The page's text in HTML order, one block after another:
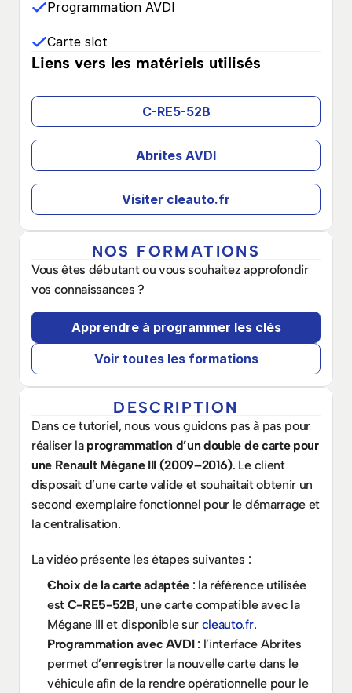
Programmation AVDI
Carte slot
Liens vers les matériels utilisés
C-RE5-52B
Abrites AVDI
Visiter cleauto.fr
NOS FORMATIONS
Vous êtes débutant ou vous souhaitez approfondir
vos connaissances ?
Apprendre à programmer les clés
Voir toutes les formations
DESCRIPTION
Dans ce tutoriel, nous vous guidons pas à pas pour
réaliser la programmation d’un double de carte pour
une Renault Mégane III (2009–2016). Le client
disposait d’une carte valide et souhaitait obtenir un
second exemplaire fonctionnel pour le démarrage et
la centralisation.
La vidéo présente les étapes suivantes :
Choix de la carte adaptée : la référence utilisée
est C-RE5-52B, une carte compatible avec la
Mégane III et disponible sur cleauto.fr.
Programmation avec AVDI : l’interface Abrites
permet d’enregistrer la nouvelle carte dans le
véhicule afin de la rendre opérationnelle pour le